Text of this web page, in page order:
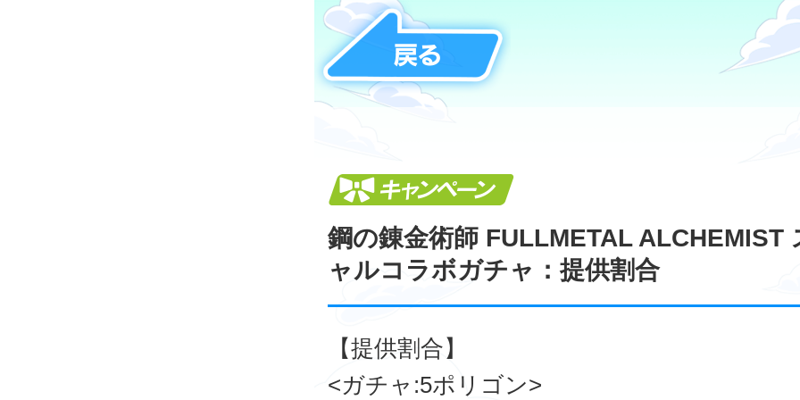
鋼の錬金術師 FULLMETAL ALCHEMIST
ャルコラボガチャ：提供割合
【提供割合】
<ガチャ:5ポリゴン>